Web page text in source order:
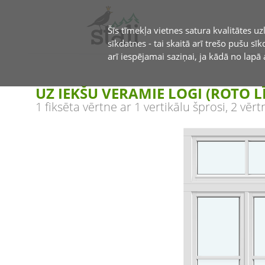
Šīs tīmekļa vietnes satura kvalitātes
sīkdatnes - tai skaitā arī trešo pušu
arī iespējamai saziņai, ja kādā no
UZ IEKŠU VERAMIE LOGI (ROTO
1 fiksēta vērtne ar 1 vertikālu šprosi, 2